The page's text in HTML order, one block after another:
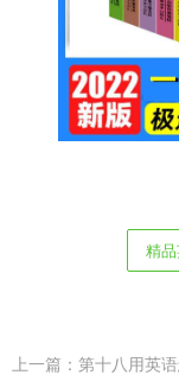
精
上一篇： 第十八用英